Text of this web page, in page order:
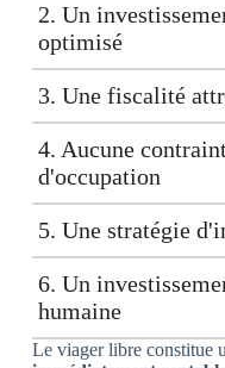
2. Un
optimisé
3. Une fiscalité
4. Aucune
d'occupation
5. Une stratégie
6. Un
humaine
Le viager libre constitue